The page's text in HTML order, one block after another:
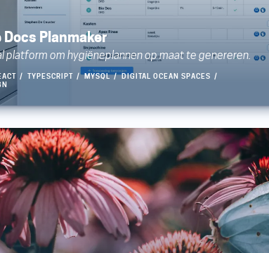
Docs Planmaker
platform om hygiëneplannen op maat te genereren.
TYPESCRIPT MYSQL
DIGITAL OCEAN SPACES